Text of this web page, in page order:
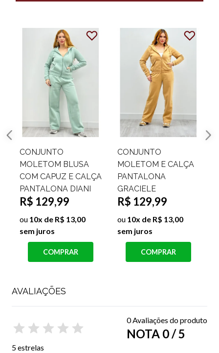
CONJUNTO
MOLETOM E CALÇA
PANTALONA
GRACIELE
R$ 129,99
ou 10x de R$ 13,00
sem juros
COMPRAR
CALÇA MOLETOM
PANTALONA FÁBIA
R$ 69,99
7x de R$ 10,00 sem
juros
AVALIAÇÕES
0 Avaliações do produto
NOTA 0 / 5
5 estrelas